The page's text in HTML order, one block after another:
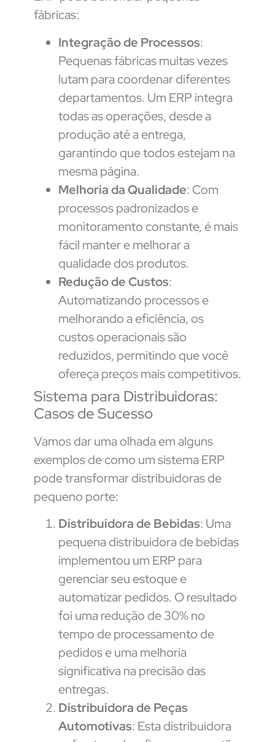
fábricas:
Integração de Processos:
Pequenas fábricas muitas vezes
lutam para coordenar diferentes
departamentos. Um ERP integra
todas as operações, desde a
produção até a entrega,
garantindo que todos estejam na
mesma página.
Melhoria da Qualidade: Com
processos padronizados e
monitoramento constante, é mais
fácil manter e melhorar a
qualidade dos produtos.
Redução de Custos:
Automatizando processos e
melhorando a eficiência, os
custos operacionais são
reduzidos, permitindo que você
ofereça preços mais competitivos.
Sistema para Distribuidoras:
Casos de Sucesso
Vamos dar uma olhada em alguns
exemplos de como um sistema ERP
pode transformar distribuidoras de
pequeno porte:
Distribuidora de Bebidas: Uma
pequena distribuidora de bebidas
implementou um ERP para
gerenciar seu estoque e
automatizar pedidos. O resultado
foi uma redução de 30% no
tempo de processamento de
pedidos e uma melhoria
significativa na precisão das
entregas.
Distribuidora de Peças
Automotivas: Esta distribuidora